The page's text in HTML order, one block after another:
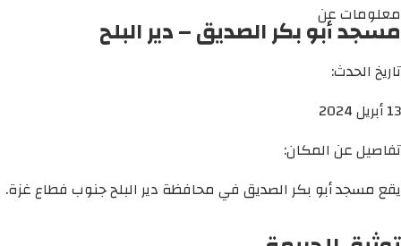
معلومات عن
مسجد أبو بكر الصديق – دير البلح
تاريخ الحدث:
13 أبريل 2024
تفاصيل عن المكان:
يقع مسجد أبو بكر الصديق في محافظة دير البلح جنوب فطاع غزة.